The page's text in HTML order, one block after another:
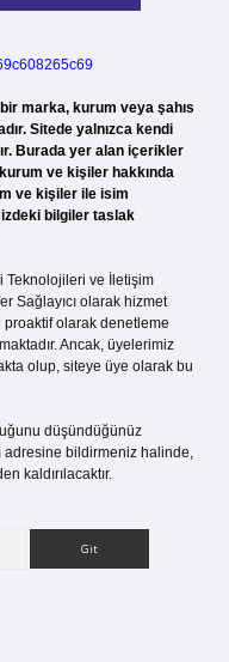
marka, kurum veya şahıs
Sitede yalnızca kendi
Burada yer alan içerikler
ve kişiler hakkında
ve kişiler ile isim
bilgiler taslak
Teknolojileri ve İletişim
Sağlayıcı olarak hizmet
olarak denetleme
Ancak, üyelerimiz
olup, siteye üye olarak bu
düşündüğünüz
adresine bildirmeniz halinde,
kaldırılacaktır.